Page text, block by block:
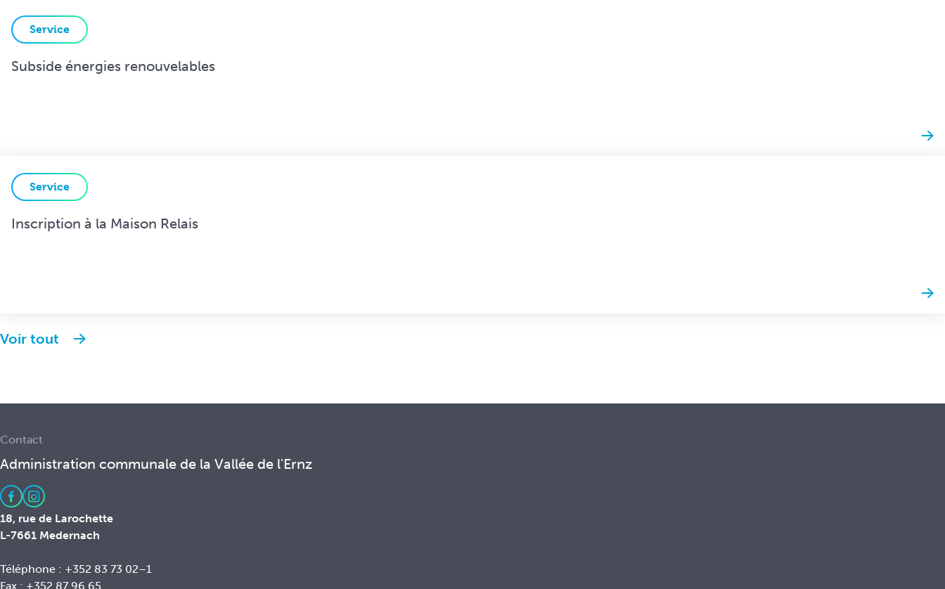
Service
Subside énergies renouvelables
Service
Inscription à la Maison Relais
Voir tout
Contact
Administration communale de la Vallée de l'Ernz
18, rue de Larochette
L-7661 Medernach
Téléphone : +352 83 73 02–1
Fax : +352 87 96 65